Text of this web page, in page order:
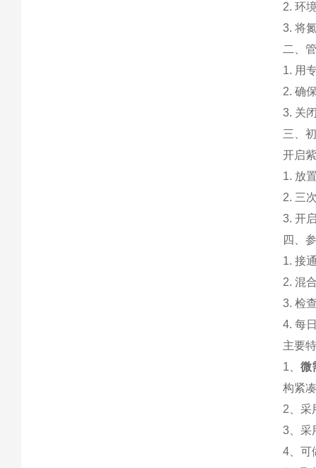
2. 环
3. 将
二、
1. 用
2. 确
3. 关
三、
开启
1. 放
2. 三
3. 开
四、
1. 接
2. 混
3. 检
4. 每
主要
1、微
构紧
2、采
3、采
4、可